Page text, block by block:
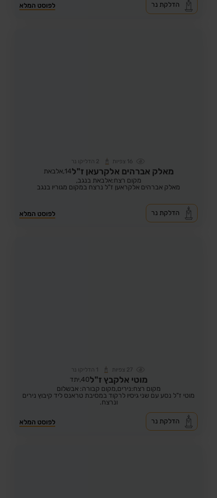
לפוסט המלא הדלקת נר
16 צפיות 2 הדליקו נר
מאלק אברהים אלקרעאן ז"ל14, אלבאת
מקום רצח:אלבאת בנגב,
מאלק אברהים אלקראען ז"ל נרצח במקום מגוריו בנגב
לפוסט המלא הדלקת נר
27 צפיות 1 הדליקו נר
מוטי אלקבץ ז"ל40, יתד
מקום רצח:נירים,מקום קבורה: אבשלום
מוטי ז"ל נסע עם שני גיסיו לרקוד במסיבת טראנס ליד קיבוץ נירים
ונרצח.
לפוסט המלא הדלקת נר